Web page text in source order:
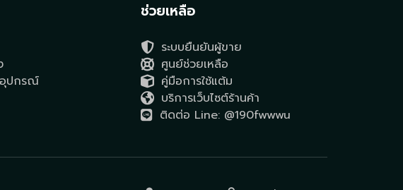
อุปกรณ์
ช่วยเหลือ
ระบบยืนยันผู้ขาย
ศูนย์ช่วยเหลือ
คู่มือการใช้แต้ม
บริการเว็บไซต์ร้านค้า
ติดต่อ Line: @190fwwwu